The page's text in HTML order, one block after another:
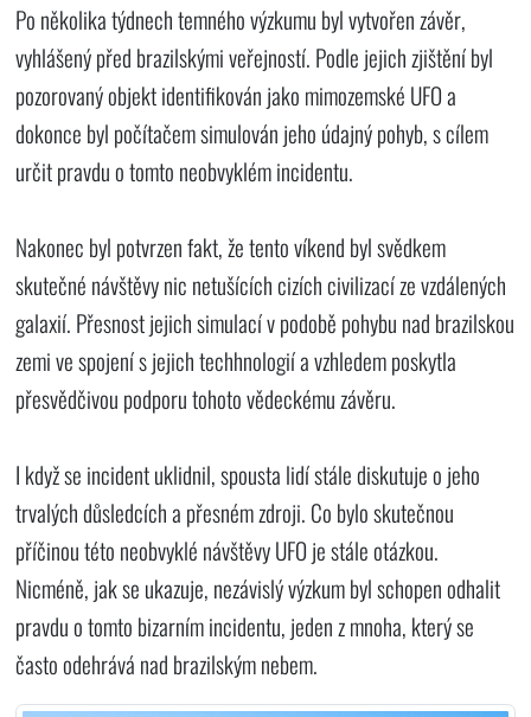
Po několika týdnech temného výzkumu byl vytvořen závěr,
vyhlášený před brazilskými veřejností. Podle jejich zjištění byl
pozorovaný objekt identifikován jako mimozemské UFO a
dokonce byl počítačem simulován jeho údajný pohyb, s cílem
určit pravdu o tomto neobvyklém incidentu.
Nakonec byl potvrzen fakt, že tento víkend byl svědkem
skutečné návštěvy nic netušících cizích civilizací ze vzdálených
galaxií. Přesnost jejich simulací v podobě pohybu nad brazilskou
zemi ve spojení s jejich techhnologií a vzhledem poskytla
přesvědčivou podporu tohoto vědeckému závěru.
I když se incident uklidnil, spousta lidí stále diskutuje o jeho
trvalých důsledcích a přesném zdroji. Co bylo skutečnou
příčinou této neobvyklé návštěvy UFO je stále otázkou.
Nicméně, jak se ukazuje, nezávislý výzkum byl schopen odhalit
pravdu o tomto bizarním incidentu, jeden z mnoha, který se
často odehrává nad brazilským nebem.